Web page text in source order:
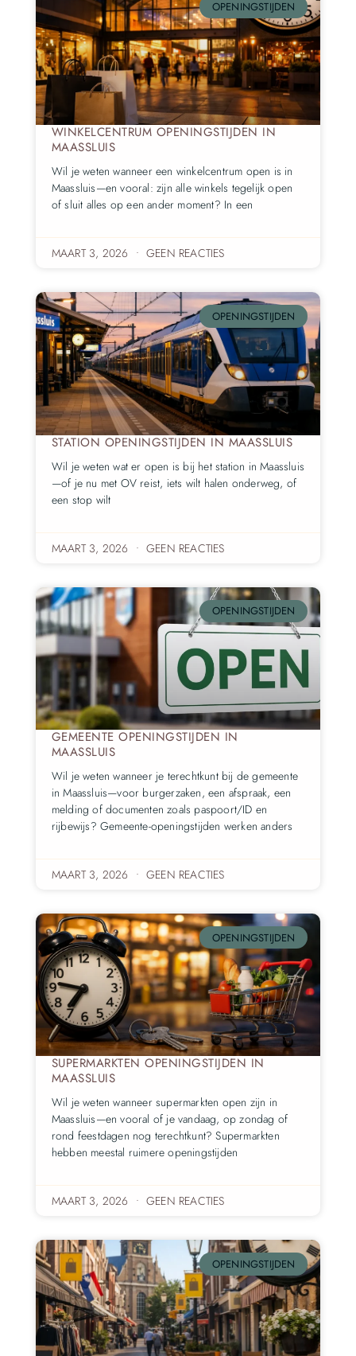
OPENINGSTIJDEN
WINKELCENTRUM OPENINGSTIJDEN IN
MAASSLUIS
Wil je weten wanneer een winkelcentrum open is in
Maassluis—en vooral: zijn alle winkels tegelijk open
of sluit alles op een ander moment? In een
MAART 3, 2026 GEEN REACTIES
OPENINGSTIJDEN
STATION OPENINGSTIJDEN IN MAASSLUIS
Wil je weten wat er open is bij het station in Maassluis
—of je nu met OV reist, iets wilt halen onderweg, of
een stop wilt
MAART 3, 2026 GEEN REACTIES
OPENINGSTIJDEN
GEMEENTE OPENINGSTIJDEN IN
MAASSLUIS
Wil je weten wanneer je terechtkunt bij de gemeente
in Maassluis—voor burgerzaken, een afspraak, een
melding of documenten zoals paspoort/ID en
rijbewijs? Gemeente-openingstijden werken anders
MAART 3, 2026 GEEN REACTIES
OPENINGSTIJDEN
SUPERMARKTEN OPENINGSTIJDEN IN
MAASSLUIS
Wil je weten wanneer supermarkten open zijn in
Maassluis—en vooral of je vandaag, op zondag of
rond feestdagen nog terechtkunt? Supermarkten
hebben meestal ruimere openingstijden
MAART 3, 2026 GEEN REACTIES
OPENINGSTIJDEN